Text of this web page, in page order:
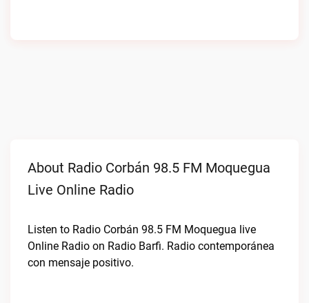
About Radio Corbán 98.5 FM Moquegua
Live Online Radio
Listen to Radio Corbán 98.5 FM Moquegua live
Online Radio on Radio Barfi. Radio contemporánea
con mensaje positivo.